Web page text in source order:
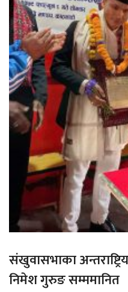
संखुवासभाका
निमेश गुरुङ सम्ममानित